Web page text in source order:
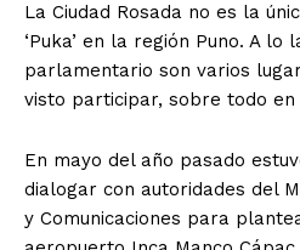
La Ciudad Rosada no es la
‘Puka’ en la región Puno. A
parlamentario son varios
visto participar, sobre todo
En mayo del año pasado
dialogar con autoridades del
y Comunicaciones para